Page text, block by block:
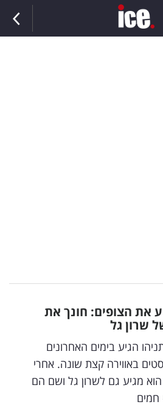
את הצופים: חונך את
שרון גל
הגיע בימים האחרונים
באווירה קצת שונה. אחרי
הוא מגיע גם לשרון גל ושם הם
חמים